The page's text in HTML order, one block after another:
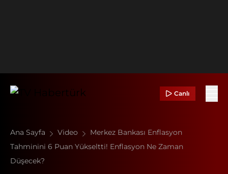
Canlı
Ana Sayfa Video
Merkez Bankası Enflasyon
Tahminini 6 Puan Yükseltti! Enflasyon Ne Zaman
Düşecek?